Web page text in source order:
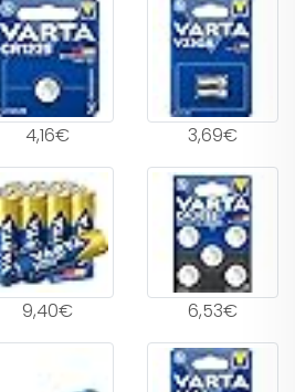
4,16€ 3,69€
9,40€ 6,53€